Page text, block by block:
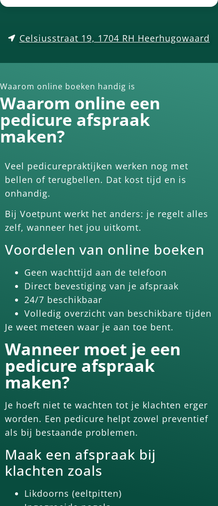
Celsiusstraat 19, 1704 RH Heerhugowaard
Waarom online boeken handig is
Waarom online een
pedicure afspraak
maken?
Veel pedicurepraktijken werken nog met
bellen of terugbellen. Dat kost tijd en is
onhandig.
Bij Voetpunt werkt het anders: je regelt alles
zelf, wanneer het jou uitkomt.
Voordelen van online boeken
Geen wachttijd aan de telefoon
Direct bevestiging van je afspraak
24/7 beschikbaar
Volledig overzicht van beschikbare tijden
Je weet meteen waar je aan toe bent.
Wanneer moet je een
pedicure afspraak
maken?
Je hoeft niet te wachten tot je klachten erger
worden. Een pedicure helpt zowel preventief
als bij bestaande problemen.
Maak een afspraak bij
klachten zoals
Likdoorns (eeltpitten)